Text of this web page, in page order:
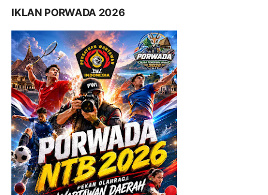
IKLAN PORWADA 2026